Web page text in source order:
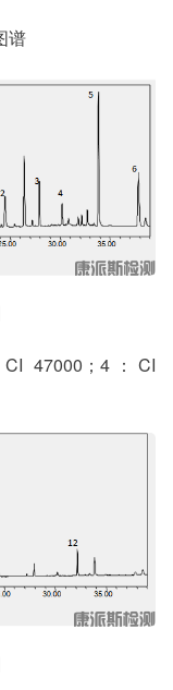
谱
47000；4：CI